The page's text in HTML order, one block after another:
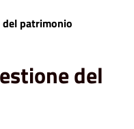
patrimonio
del